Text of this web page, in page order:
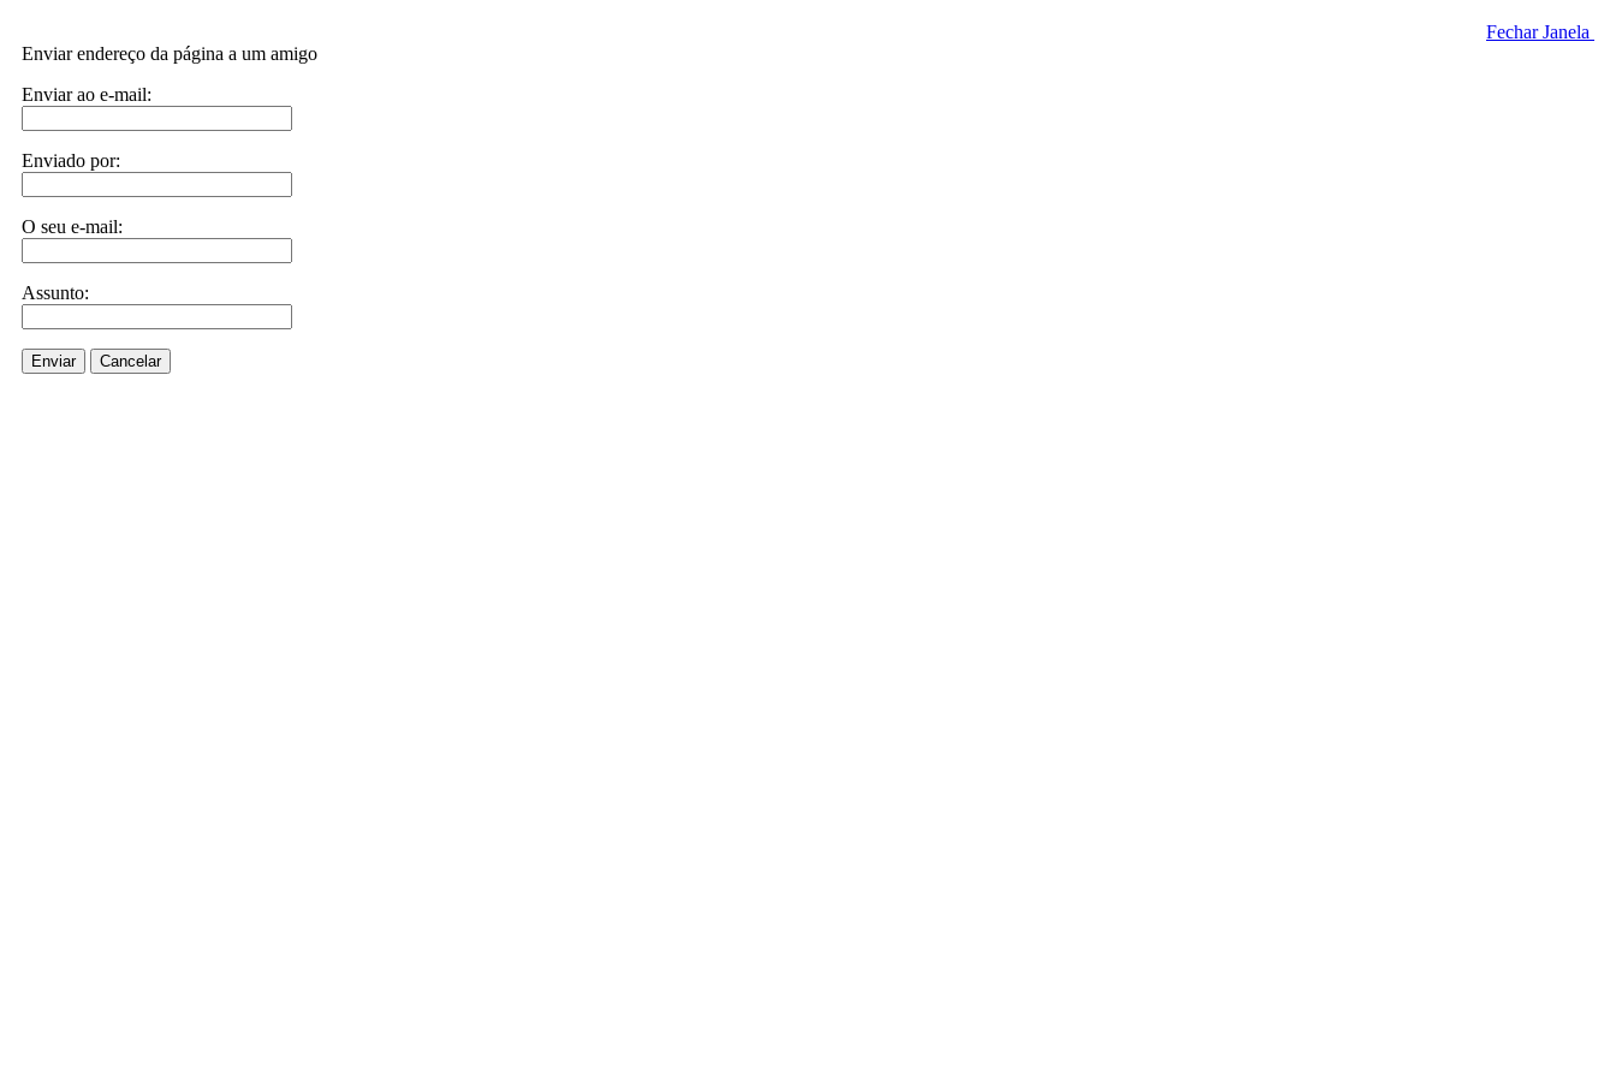
Fechar Janela
Enviar endereço da página a um amigo
Enviar ao e-mail:
Enviado por:
O seu e-mail:
Assunto:
Enviar Cancelar